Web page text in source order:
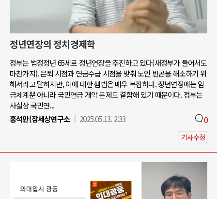
정년연장의 정치경제학
정부는 법정정년 65세로 정년연장을 추진하고 있다(새정부가 들어서도
마찬가지). 은퇴 시점과 연금수급 시점을 맞춰 노인 빈곤을 해소하기 위
해서라고 말하지만, 이에 대한 셈법은 매우 복잡하다. 정년연장에는 임
금체계뿐 아니라 국민연금 개악 문제도 결합해 있기 때문이다. 정부는
사실상 국민연...
홍석만(참세상연구소
2025.05.13. 2:33 0
기사수정